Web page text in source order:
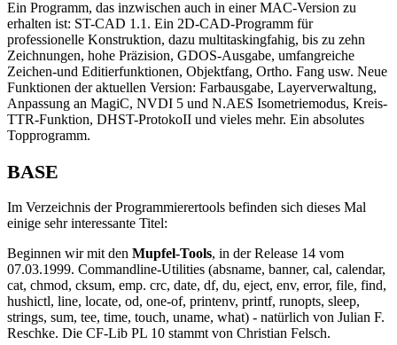
Ein Programm, das inzwischen auch in einer MAC-Version zu
erhalten ist: ST-CAD 1.1. Ein 2D-CAD-Programm für
professionelle Konstruktion, dazu multitaskingfahig, bis zu zehn
Zeichnungen, hohe Präzision, GDOS-Ausgabe, umfangreiche
Zeichen-und Editierfunktionen, Objektfang, Ortho. Fang usw. Neue
Funktionen der aktuellen Version: Farbausgabe, Layerverwaltung,
Anpassung an MagiC, NVDI 5 und N.AES Isometriemodus, Kreis-
TTR-Funktion, DHST-ProtokoII und vieles mehr. Ein absolutes
Topprogramm.
BASE
Im Verzeichnis der Programmierertools befinden sich dieses Mal
einige sehr interessante Titel:
Beginnen wir mit den Mupfel-Tools, in der Release 14 vom
07.03.1999. Commandline-Utilities (absname, banner, cal, calendar,
cat, chmod, cksum, emp. crc, date, df, du, eject, env, error, file, find,
hushictl, line, locate, od, one-of, printenv, printf, runopts, sleep,
strings, sum, tee, time, touch, uname, what) - natürlich von Julian F.
Reschke. Die CF-Lib PL 10 stammt von Christian Felsch.